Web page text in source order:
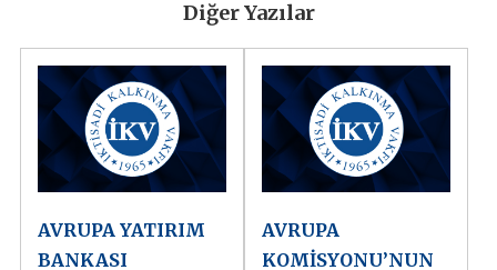
Diğer Yazılar
AVRUPA YATIRIM
BANKASI
AVRUPA
KOMİSYONU’NUN